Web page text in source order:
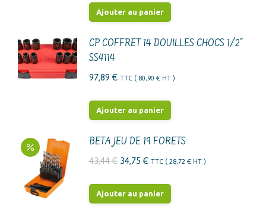
Ajouter au panier
CP COFFRET 14 DOUILLES CHOCS 1/2"
SS4114
97,89 € TTC ( 80,90 € HT )
Ajouter au panier
BETA JEU DE 19 FORETS
43,44€ Le
initial
34,75 €Le
actuel
TTC ( 28,72 € HT )
Ajouter au panier